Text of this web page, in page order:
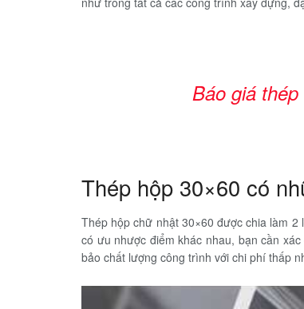
Báo giá
Thép hộp 30×60 có
Thép hộp chữ nhật 30×60 được chia làm
có ưu nhược điểm khác nhau, bạn cần
bảo chất lượng công trình với chi phí thấp